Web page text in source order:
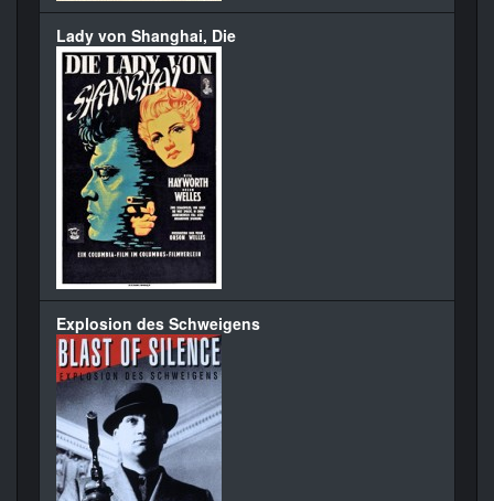
Lady von Shanghai, Die
Explosion des Schweigens